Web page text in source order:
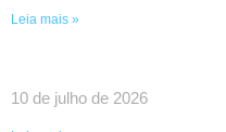
Leia mais »
10 de julho de 2026